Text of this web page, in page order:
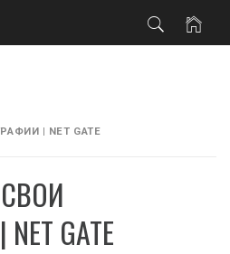
| NET GATE
GATE